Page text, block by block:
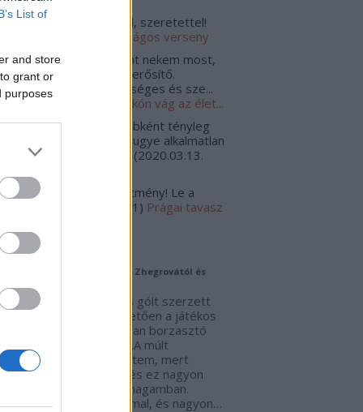
List of
and store
grant or
purposes
Gratulálunk, szívből, szeretettel!
Tanulságos verseny
Gizella:
Sokat jelent nekem most,
olvashattam. Jó lélek erősítő.
Hosszú, egészséges és sze...
15:40
Ha tarkón vág az élet...
@padlogaz: Egyébként tényleg
lenne, de erre én ugye alkalmatlan
mert - egyrészt, ... (2020.03.13.
Bámulatos teljesítmény! Le a
2019.08.05. 21:31 ) Prágai tavasz
Juve továbbra is szabadulna Zhegrovától és
Chelsea ellen csodálatos gólt szerzett
Zhegrova, s ezt követően a játékos
miért is zárt olyan borzasztó
az elmúlt évben: „A múlt
sokat szenvedtem, mert
küzdöttem, és ez nagyon
De mindig hittem magamban.
vagyok magammal, és nagyon…